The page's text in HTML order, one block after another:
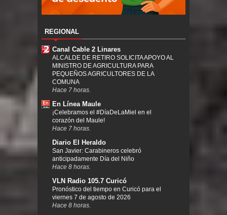
REGIONAL
Canal Cable 2 Linares
ALCALDE DE RETIRO SOLICITA APOYO AL
MINISTRO DE AGRICULTURA PARA
PEQUEÑOS AGRICULTORES DE LA
COMUNA
Hace 7 horas.
En Línea Maule
¡Celebramos el #DíaDeLaMiel en el
corazón del Maule!
Hace 7 horas.
Diario El Heraldo
San Javier: Carabineros celebró
anticipadamente Día del Niño
Hace 8 horas.
VLN Radio 105.7 Curicó
Pronóstico del tiempo en Curicó para el
viernes 7 de agosto de 2026
Hace 8 horas.